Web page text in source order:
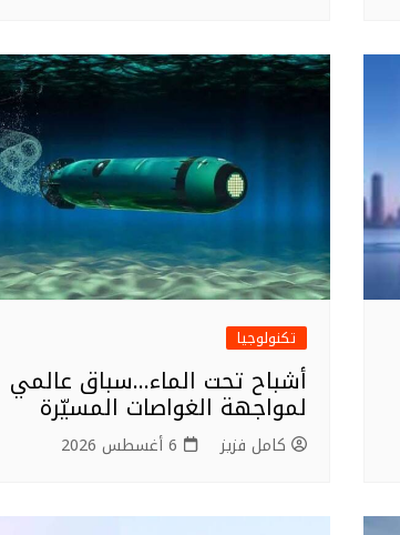
تكنولوجيا
أشباح تحت الماء…سباق عالمي
لمواجهة الغواصات المسيّرة
كامل فزيز 6 أغسطس 2026